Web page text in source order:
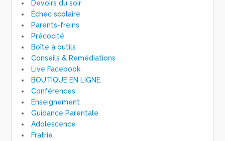
Devoirs du soir
Échec scolaire
Parents-freins
Précocité
Boîte à outils
Conseils & Remédiations
Live Facebook
BOUTIQUE EN LIGNE
Conférences
Enseignement
Guidance Parentale
Adolescence
Fratrie